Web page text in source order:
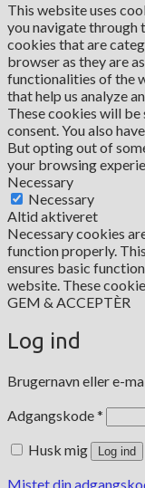
This website uses
you navigate through
cookies that are
browser as they are
functionalities of the
that help us analyze
These cookies will
consent. You also
But opting out of
your browsing
Necessary
Necessary
Altid aktiveret
Necessary cookies
function properly.
ensures basic
website. These
GEM & ACCEPTÈR
Log ind
Brugernavn eller e-
Adgangskode*
Husk mig Log ind
Mistet din